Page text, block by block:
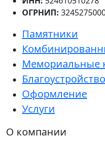
ОГРНИП:
Памятники
Мемориальные
Благоустройство
Оформление
Услуги
О компании